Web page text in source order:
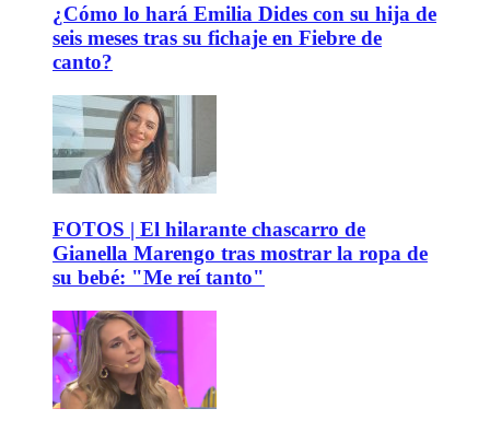
¿Cómo lo hará Emilia Dides con su hija de
seis meses tras su fichaje en Fiebre de
canto?
FOTOS | El hilarante chascarro de
Gianella Marengo tras mostrar la ropa de
su bebé: "Me reí tanto"